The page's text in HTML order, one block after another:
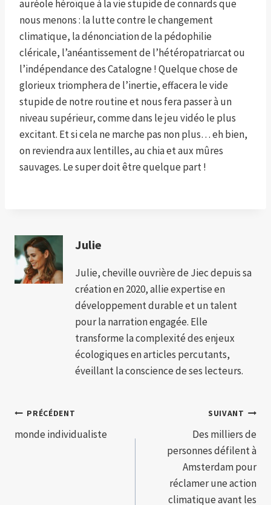
auréole héroïque à la vie stupide de connards que
nous menons : la lutte contre le changement
climatique, la dénonciation de la pédophilie
cléricale, l’anéantissement de l’hétéropatriarcat ou
l’indépendance des Catalogne ! Quelque chose de
glorieux triomphera de l’inertie, effacera le vide
stupide de notre routine et nous fera passer à un
niveau supérieur, comme dans le jeu vidéo le plus
excitant. Et si cela ne marche pas non plus… eh bien,
on reviendra aux lentilles, au chia et aux mûres
sauvages. Le super doit être quelque part !
Julie
Julie, cheville ouvrière de Jiec depuis sa
création en 2020, allie expertise en
développement durable et un talent
pour la narration engagée. Elle
transforme la complexité des enjeux
écologiques en articles percutants,
éveillant la conscience de ses lecteurs.
Navigation
de
PRÉCÉDENT
monde individualiste
SUIVANT
Des milliers de
personnes défilent à
Amsterdam pour
réclamer une action
climatique avant les